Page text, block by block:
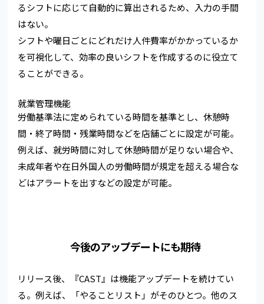
るシフトに応じて自動的に算出されるため、入力の手間
はない。
シフトや曜日ごとにどれだけ人件費率がかかっているか
を可視化して、効率の良いシフトを作成するのに役立て
ることができる。
就業管理機能
労働基準法に定められている時間を基準とし、休憩時
間・終了時間・残業時間などを店舗ごとに設定が可能。
例えば、就労時間に対して休憩時間が足りない場合や、
未成年者や在日外国人の労働時間が規定を超える場合な
どはアラートを出すなどの設定が可能。
今後のアップデートにも期待
リリース後、『CAST』は機能アップデートを続けてい
る。例えば、「やることリスト」がそのひとつ。他のス